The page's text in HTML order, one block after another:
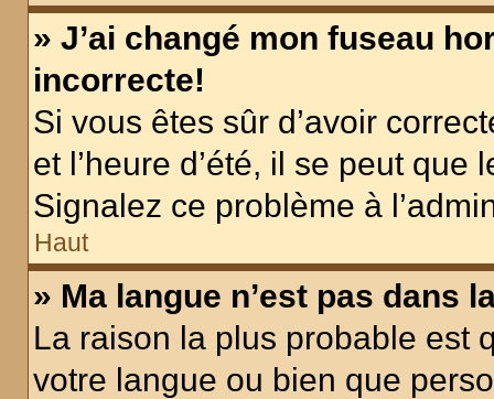
» J’ai changé mon fuseau
incorrecte!
Si vous êtes sûr d’avoir
et l’heure d’été, il se peut que
Signalez ce problème à
Haut
» Ma langue n’est pas dans
La raison la plus probable est
votre langue ou bien que